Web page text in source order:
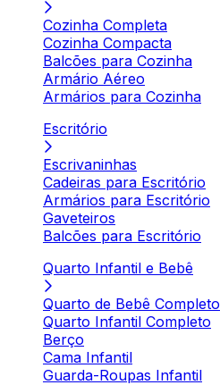
Cozinha Completa
Cozinha Compacta
Balcões para Cozinha
Armário Aéreo
Armários para Cozinha
Escritório
Escrivaninhas
Cadeiras para Escritório
Armários para Escritório
Gaveteiros
Balcões para Escritório
Quarto Infantil e Bebê
Quarto de Bebê Completo
Quarto Infantil Completo
Berço
Cama Infantil
Guarda-Roupas Infantil